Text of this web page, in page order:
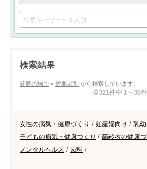
検索結果
診療の場で » 対象者別 から検索しています。
全321件中 1～30件
女性の病気・健康づくり / 妊産婦向け / 乳
子どもの病気・健康づくり / 高齢者の健康づ
メンタルヘルス / 歯科 /